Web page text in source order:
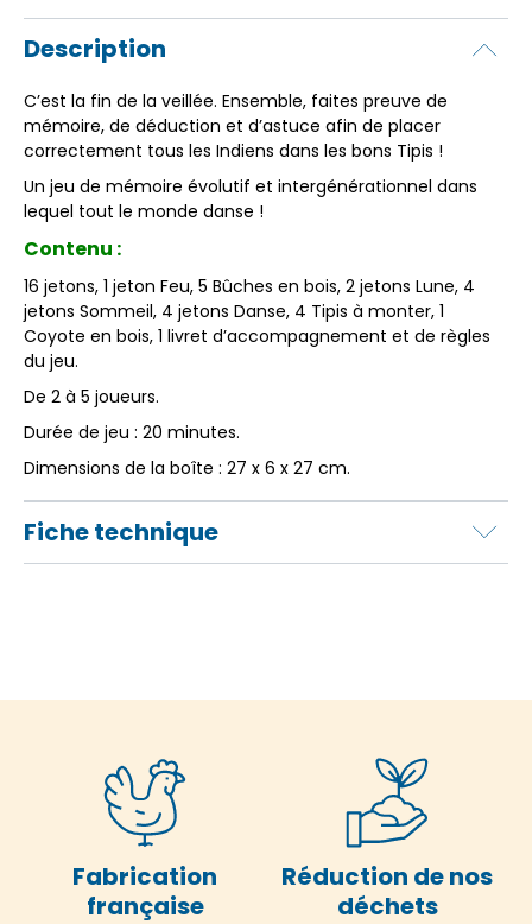
Description
C’est la fin de la veillée. Ensemble, faites preuve de
mémoire, de déduction et d’astuce afin de placer
correctement tous les Indiens dans les bons Tipis !
Un jeu de mémoire évolutif et intergénérationnel dans
lequel tout le monde danse !
Contenu :
16 jetons, 1 jeton Feu, 5 Bûches en bois, 2 jetons Lune, 4
jetons Sommeil, 4 jetons Danse, 4 Tipis à monter, 1
Coyote en bois, 1 livret d’accompagnement et de règles
du jeu.
De 2 à 5 joueurs.
Durée de jeu : 20 minutes.
Dimensions de la boîte : 27 x 6 x 27 cm.
Fiche technique
Fabrication
française
Réduction de nos
déchets